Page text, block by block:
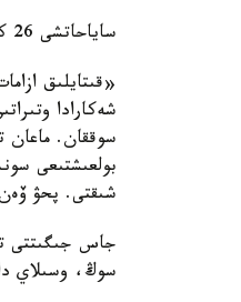
ساياحاتشى 26 كۇننىڭ بارلىعىندا قوناق ۇيلەردە تەگىن تۇنەپ شىققان.
بولعىشتىعى
شىقتى. پحۋ
جاس جىگىتتى
سوڭ، وسىلاي